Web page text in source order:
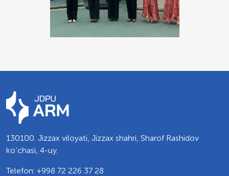
130100. Jizzax viloyati, Jizzax shahri, Sharof Rashidov
ko’chasi, 4-uy.
Telefon: +998 72 226 37 28